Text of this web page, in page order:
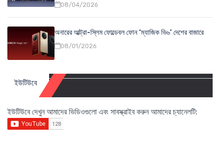
08/04/2026
অনারের আল্ট্রা-স্লিম ফোল্ডেবল ফোন ‘ম্যাজিক ভি৬’ দেশের বাজারে
08/01/2026
ইউটিউবে
ইউটিউবে দেখুন আমাদের ভিডিওগুলো এবং সাবস্ক্রাইব করুন আমাদের চ্যানেলটি: